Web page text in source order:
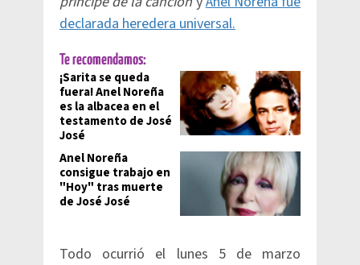
declarada heredera universal.
Te recomendamos:
¡Sarita se queda
fuera! Anel Noreña
es la albacea en el
testamento de José
José
Anel Noreña
consigue trabajo en
"Hoy" tras muerte
de José José
Todo ocurrió el lunes 5 de marzo